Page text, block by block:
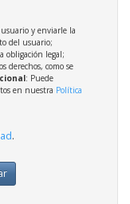
y enviarle la
del usuario;
obligación legal;
derechos, como se
: Puede
en nuestra Política
.